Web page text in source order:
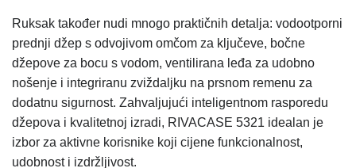
Ruksak također nudi mnogo praktičnih detalja: vodootporni
prednji džep s odvojivom omčom za ključeve, bočne
džepove za bocu s vodom, ventilirana leđa za udobno
nošenje i integriranu zviždaljku na prsnom remenu za
dodatnu sigurnost. Zahvaljujući inteligentnom rasporedu
džepova i kvalitetnoj izradi, RIVACASE 5321 idealan je
izbor za aktivne korisnike koji cijene funkcionalnost,
udobnost i izdržljivost.